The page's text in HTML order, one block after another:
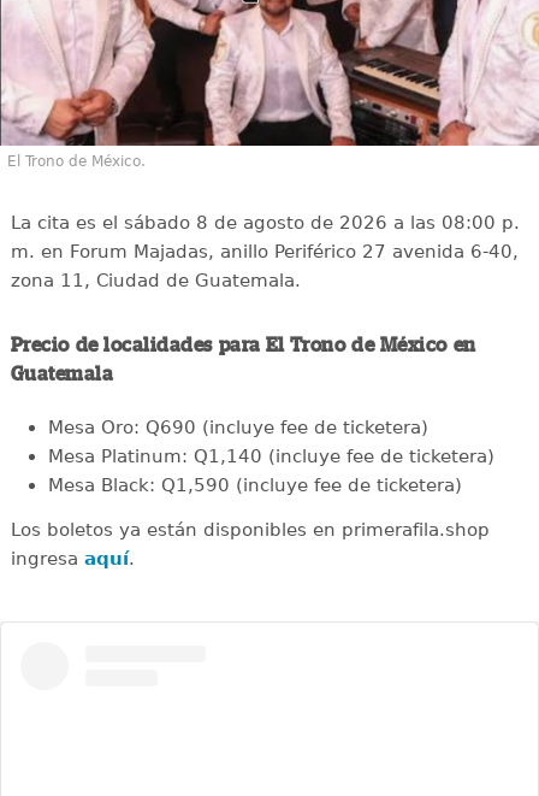
El Trono de México.
La cita es el sábado 8 de agosto de 2026 a las 08:00 p.
m. en Forum Majadas, anillo Periférico 27 avenida 6-40,
zona 11, Ciudad de Guatemala.
Precio de localidades para El Trono de México en
Guatemala
Mesa Oro: Q690 (incluye fee de ticketera)
Mesa Platinum: Q1,140 (incluye fee de ticketera)
Mesa Black: Q1,590 (incluye fee de ticketera)
Los boletos ya están disponibles en primerafila.shop
ingresa aquí.